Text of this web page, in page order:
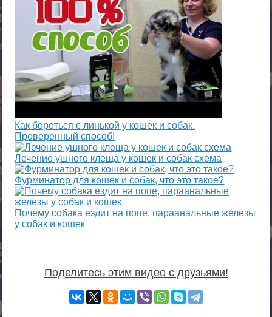
Как бороться с линькой у кошек и собак.
Проверенный способ!
Лечение ушного клеща у кошек и собак схема
Фурминатор для кошек и собак, что это такое?
Почему собака ездит на попе, параанальные железы
у собак и кошек
Поделитесь этим видео с друзьями!